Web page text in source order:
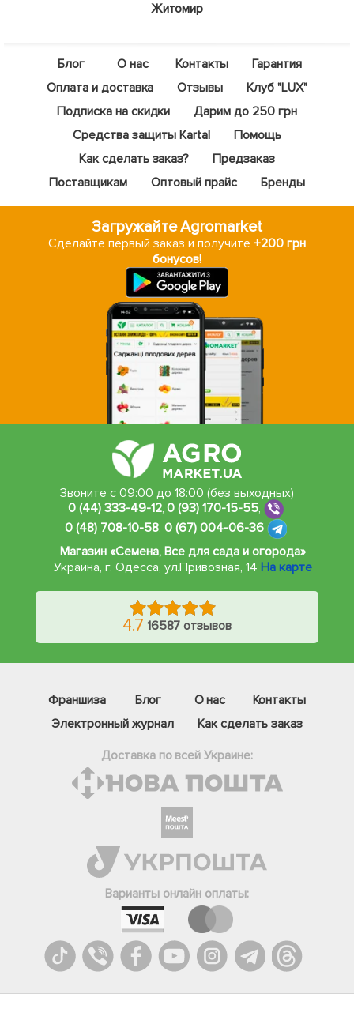
Житомир
Блог О нас Контакты
Гарантия
Оплата и доставка
Отзывы
Клуб "LUX"
Подписка на скидки
Дарим до 250 грн
Средства защиты Kartal
Помощь
Как сделать заказ?
Предзаказ
Поставщикам
Оптовый прайс Бренды
Загружайте Agromarket
Сделайте первый заказ и получите +200 грн
бонусов!
Звоните с 09:00 до 18:00 (без выходных)
0 (44) 333-49-12,0 (93) 170-15-55,
0 (48) 708-10-58, 0 (67) 004-06-36
Магазин «Семена, Все для сада и огорода»
Украина, г. Одесса, ул.Привозная, 14 На карте
4.7 16587 отзывов
Франшиза Блог О нас
Контакты
Электронный журнал
Как сделать заказ
Доставка по всей Украине:
Варианты онлайн оплаты:
Фейсбук
Інстаграм
Онлайн чат